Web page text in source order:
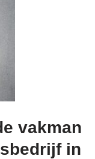
vakman
in